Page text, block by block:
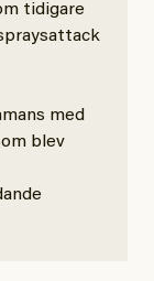
tidigare
med
blev